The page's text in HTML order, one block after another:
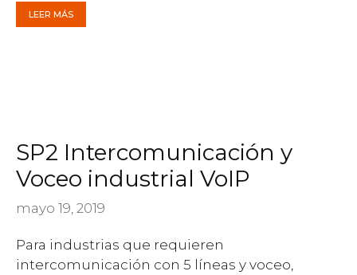
LEER MÁS
SP2 Intercomunicación y
Voceo industrial VoIP
mayo 19, 2019
Para industrias que requieren
intercomunicación con 5 líneas y voceo,